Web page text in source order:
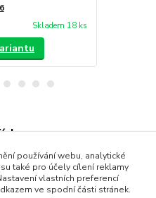
Skladem 18 ks
používání webu, analytické
také pro účely cílení reklamy
vlastních preferencí
ve spodní části stránek.